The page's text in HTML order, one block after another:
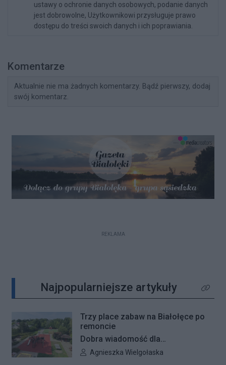
ustawy o ochronie danych osobowych, podanie danych
jest dobrowolne, Użytkownikowi przysługuje prawo
dostępu do treści swoich danych i ich poprawiania.
Komentarze
Aktualnie nie ma żadnych komentarzy. Bądź pierwszy, dodaj
swój komentarz.
REKLAMA
Najpopularniejsze artykuły Kliknij
Trzy place zabaw na Białołęce po
remoncie
Dobra wiadomość dla
najmłodszych mieszkańców
Autor artykułu:
Agnieszka Wielgołaska